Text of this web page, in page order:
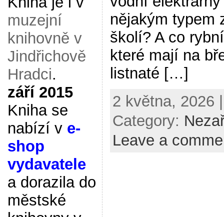
muzejní
knihovně v
Jindřichově
Hradci.
září 2015
Kniha se
nabízí v e-
shop
vydavatele
a dorazila do
městské
nějakým typem
školí? A co
které mají na
listnaté […]
2 května, 2026 |
Category:
Leave a